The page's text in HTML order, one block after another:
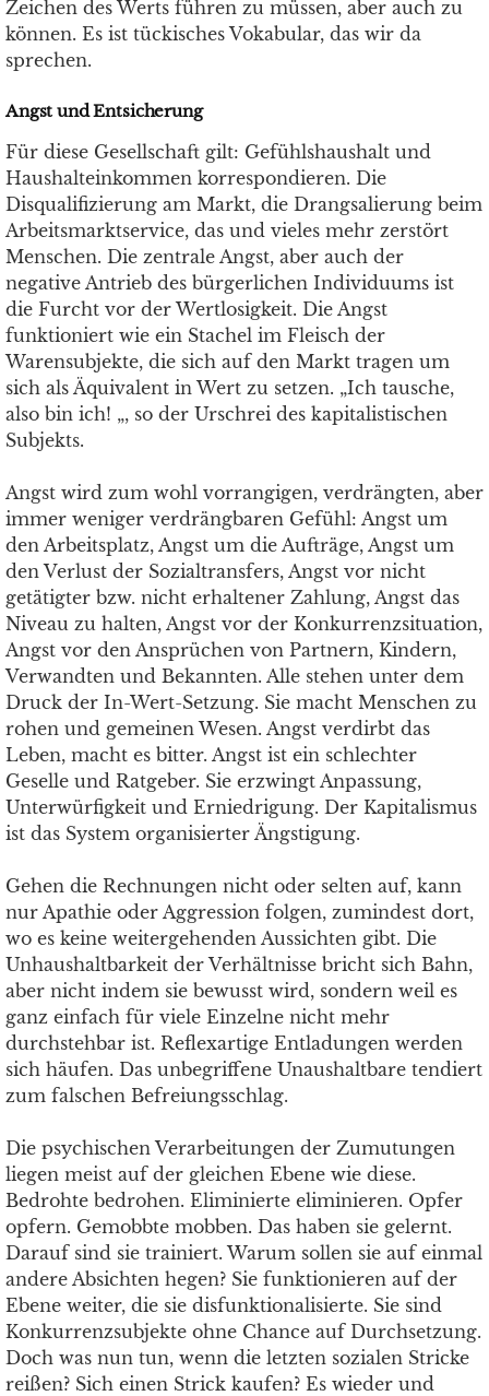
Zeichen des Werts führen zu müssen, aber auch zu
können. Es ist tückisches Vokabular, das wir da
sprechen.
Angst und Entsicherung
Für diese Gesellschaft gilt: Gefühlshaushalt und
Haushalteinkommen korrespondieren. Die
Disqualifizierung am Markt, die Drangsalierung beim
Arbeitsmarktservice, das und vieles mehr zerstört
Menschen. Die zentrale Angst, aber auch der
negative Antrieb des bürgerlichen Individuums ist
die Furcht vor der Wertlosigkeit. Die Angst
funktioniert wie ein Stachel im Fleisch der
Warensubjekte, die sich auf den Markt tragen um
sich als Äquivalent in Wert zu setzen. „Ich tausche,
also bin ich! „, so der Urschrei des kapitalistischen
Subjekts.
Angst wird zum wohl vorrangigen, verdrängten, aber
immer weniger verdrängbaren Gefühl: Angst um
den Arbeitsplatz, Angst um die Aufträge, Angst um
den Verlust der Sozialtransfers, Angst vor nicht
getätigter bzw. nicht erhaltener Zahlung, Angst das
Niveau zu halten, Angst vor der Konkurrenzsituation,
Angst vor den Ansprüchen von Partnern, Kindern,
Verwandten und Bekannten. Alle stehen unter dem
Druck der In-Wert-Setzung. Sie macht Menschen zu
rohen und gemeinen Wesen. Angst verdirbt das
Leben, macht es bitter. Angst ist ein schlechter
Geselle und Ratgeber. Sie erzwingt Anpassung,
Unterwürfigkeit und Erniedrigung. Der Kapitalismus
ist das System organisierter Ängstigung.
Gehen die Rechnungen nicht oder selten auf, kann
nur Apathie oder Aggression folgen, zumindest dort,
wo es keine weitergehenden Aussichten gibt. Die
Unhaushaltbarkeit der Verhältnisse bricht sich Bahn,
aber nicht indem sie bewusst wird, sondern weil es
ganz einfach für viele Einzelne nicht mehr
durchstehbar ist. Reflexartige Entladungen werden
sich häufen. Das unbegriffene Unaushaltbare tendiert
zum falschen Befreiungsschlag.
Die psychischen Verarbeitungen der Zumutungen
liegen meist auf der gleichen Ebene wie diese.
Bedrohte bedrohen. Eliminierte eliminieren. Opfer
opfern. Gemobbte mobben. Das haben sie gelernt.
Darauf sind sie trainiert. Warum sollen sie auf einmal
andere Absichten hegen? Sie funktionieren auf der
Ebene weiter, die sie disfunktionalisierte. Sie sind
Konkurrenzsubjekte ohne Chance auf Durchsetzung.
Doch was nun tun, wenn die letzten sozialen Stricke
reißen? Sich einen Strick kaufen? Es wieder und